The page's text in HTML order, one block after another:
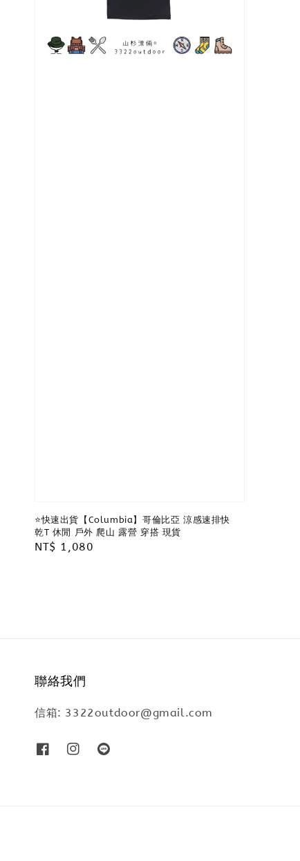
⭐️快速出貨【Columbia】哥倫比亞 涼感速排快
乾T 休閒 戶外 爬山 露營 穿搭 現貨
Regular
NT$ 1,080
聯絡我們
信箱: 3322outdoor@gmail.com